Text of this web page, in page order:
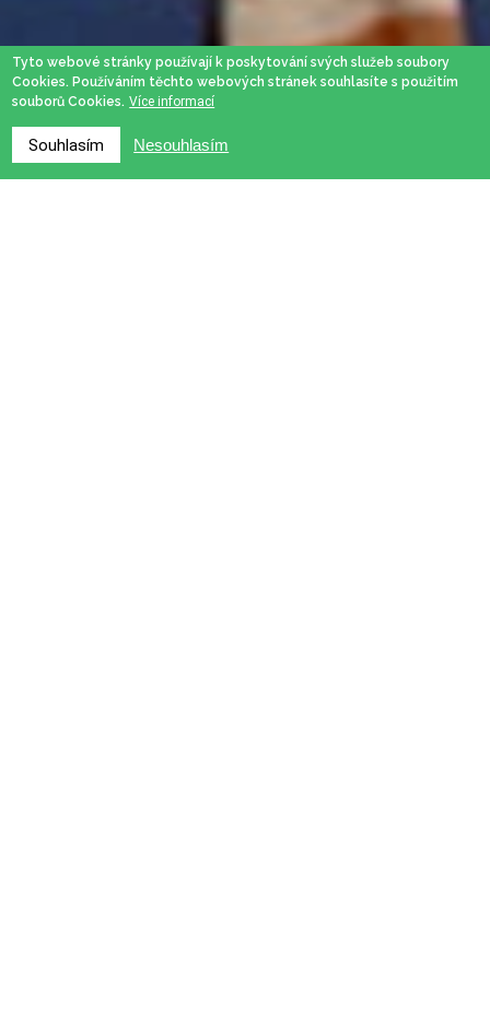
Tyto webové stránky používají k poskytování svých služeb soubory
Cookies. Používáním těchto webových stránek souhlasíte s použitím
souborů Cookies. Více informací
Souhlasím Nesouhlasím